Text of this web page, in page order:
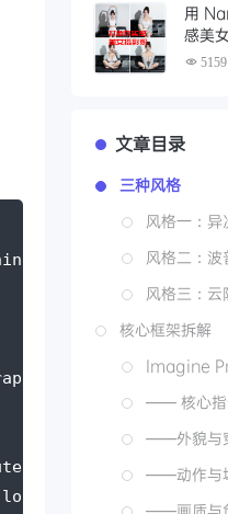
colors, and
decorations
but-ugly expressions
ice cream,
用
感美
与实5159
文章目录
三种风格
风格一：异
风格二：波
风格三：云
核心框架拆解